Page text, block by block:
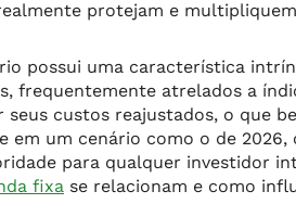
protejam e
possui uma característica
frequentemente atrelados a
seus custos reajustados, o que
em um cenário como o de
para qualquer investidor
fixa se relacionam e como